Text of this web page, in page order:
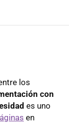
los
con
es uno
en